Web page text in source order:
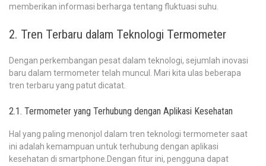
memberikan informasi berharga tentang fluktuasi suhu.
2. Tren Terbaru dalam Teknologi Termometer
Dengan perkembangan pesat dalam teknologi, sejumlah inovasi
baru dalam termometer telah muncul. Mari kita ulas beberapa
tren terbaru yang patut dicatat.
2.1. Termometer yang Terhubung dengan Aplikasi Kesehatan
Hal yang paling menonjol dalam tren teknologi termometer saat
ini adalah kemampuan untuk terhubung dengan aplikasi
kesehatan di smartphone.Dengan fitur ini, pengguna dapat